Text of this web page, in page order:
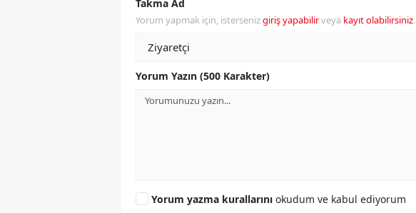
Takma Ad
Yorum yapmak için, istersenizgiriş yapabilirveya kayıt olabilirsiniz.
Yorum Yazın (500 Karakter)
Yorum yazma kurallarını okudum ve kabul ediyorum